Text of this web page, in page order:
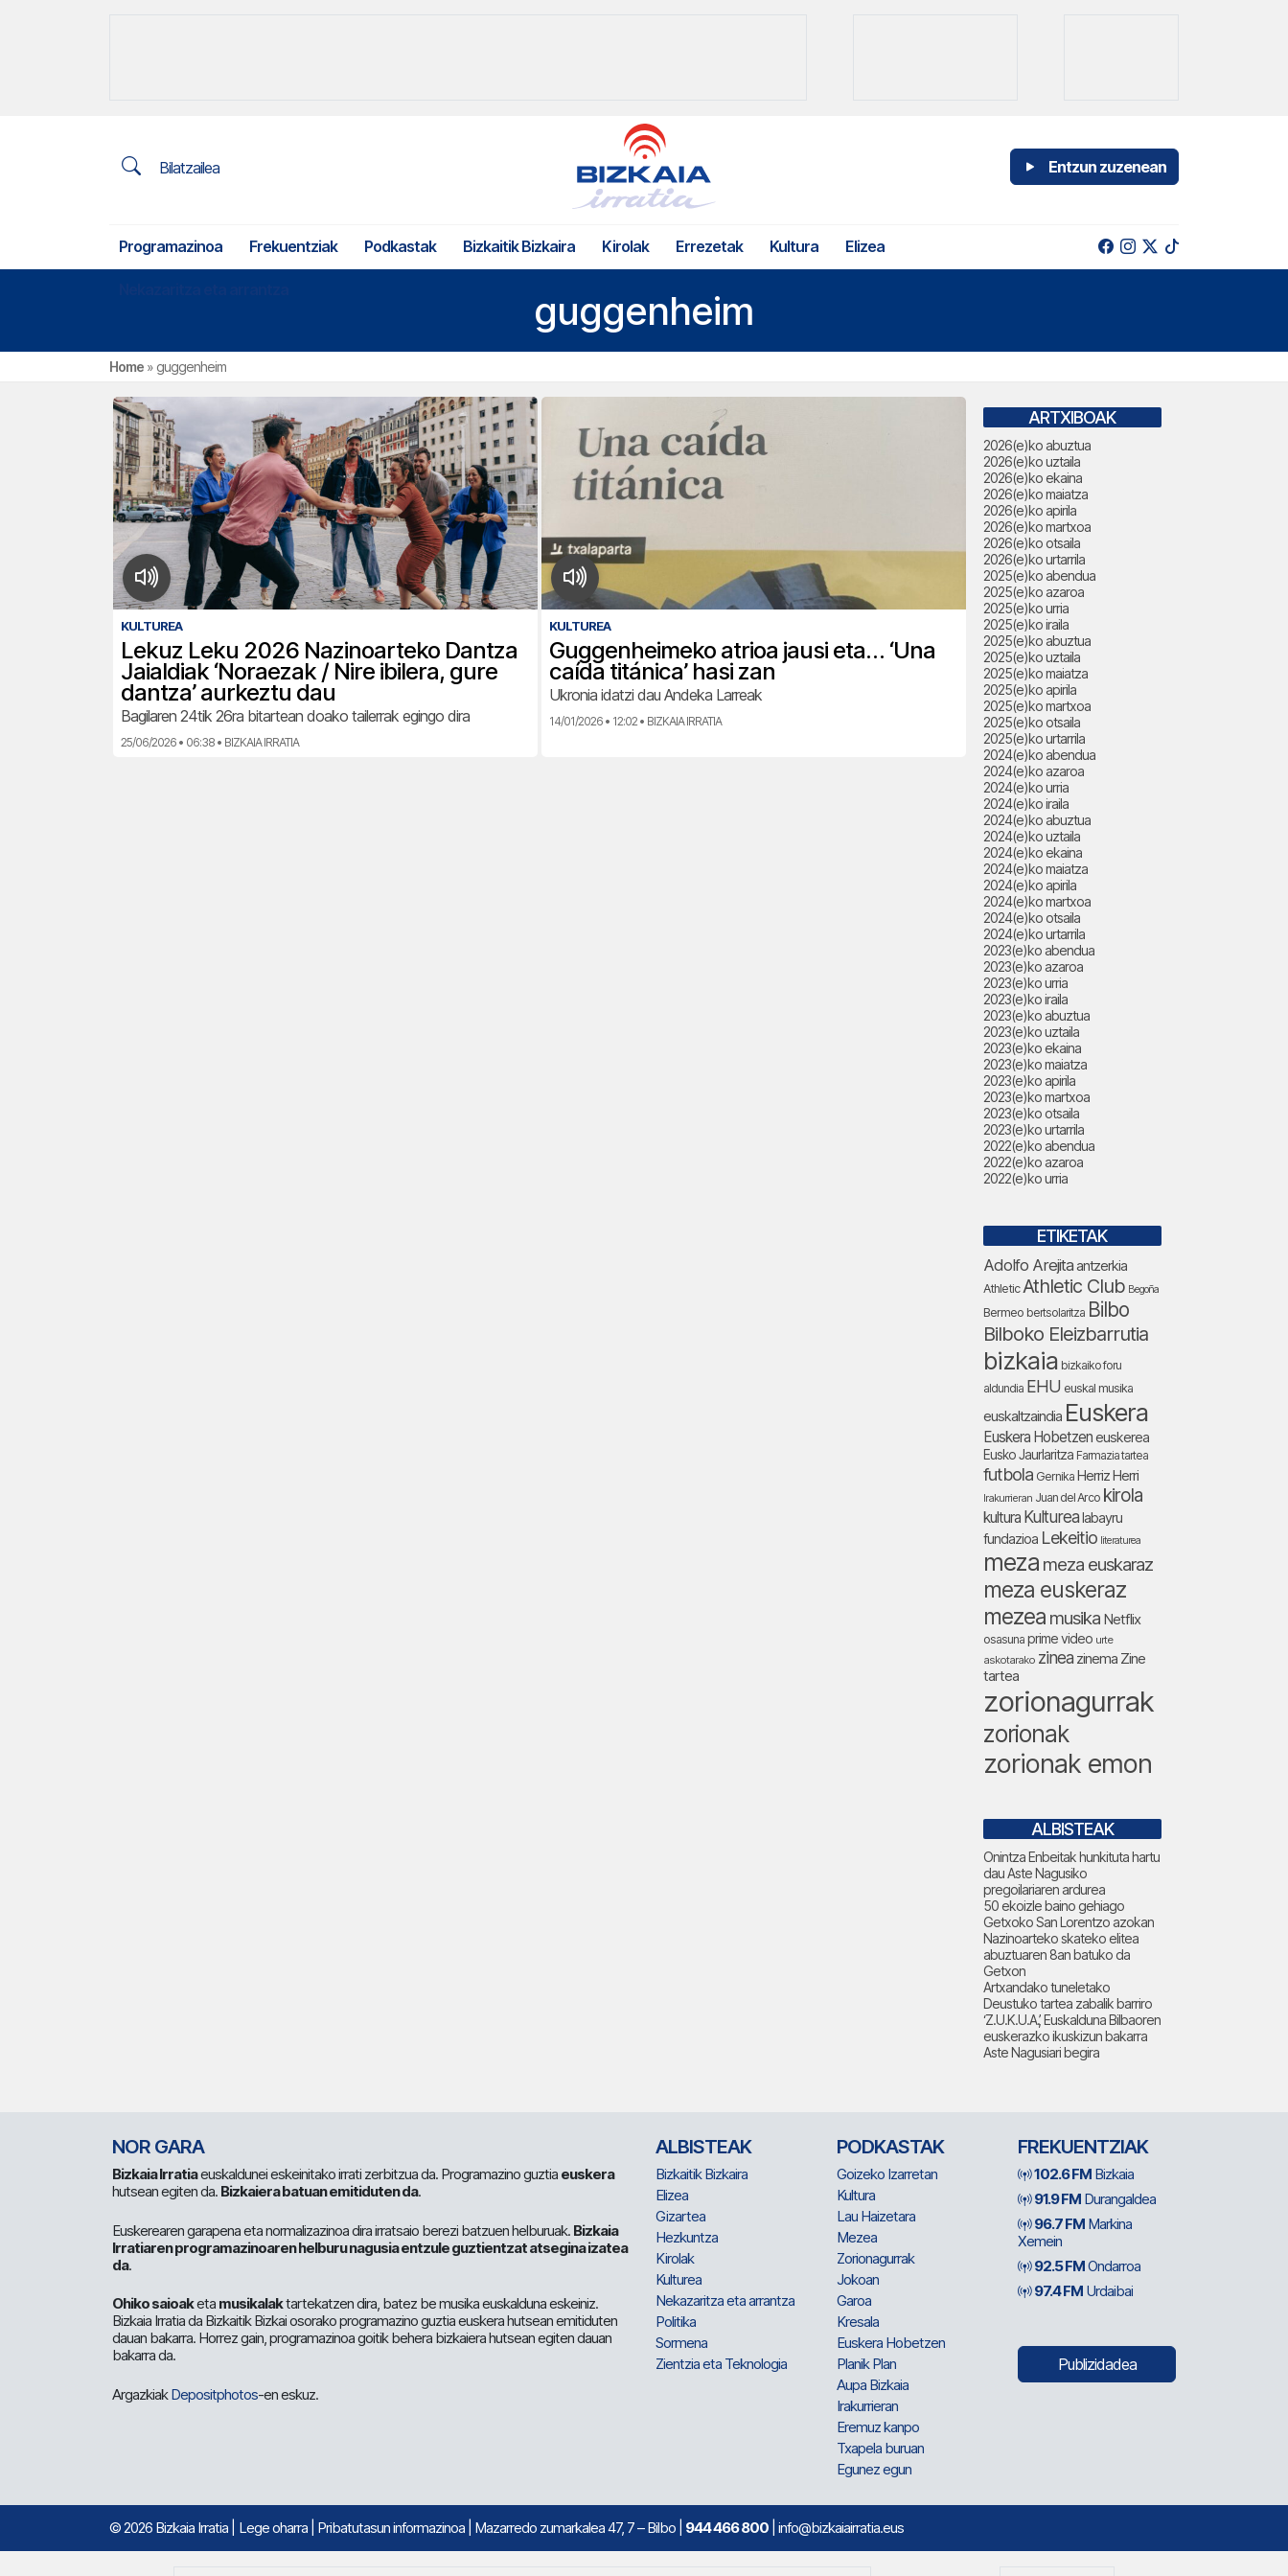
Bilatzailea Entzun zuzenean
Programazinoa Frekuentziak Podkastak Bizkaitik Bizkaira Kirolak Errezetak Kultura Elizea
guggenheim
Home » guggenheim
KULTUREA
Lekuz Leku 2026 Nazinoarteko Dantza
Jaialdiak ‘Noraezak / Nire ibilera, gure
dantza’ aurkeztu dau
Bagilaren 24tik 26ra bitartean doako tailerrak egingo dira
25/06/2026 • 06:38 • BIZKAIA IRRATIA
KULTUREA
Guggenheimeko atrioa jausi eta… ‘Una
caída titánica’ hasi zan
Ukronia idatzi dau Andeka Larreak
14/01/2026 • 12:02 • BIZKAIA IRRATIA
ARTXIBOAK
2026(e)ko abuztua
2026(e)ko uztaila
2026(e)ko ekaina
2026(e)ko maiatza
2026(e)ko apirila
2026(e)ko martxoa
2026(e)ko otsaila
2026(e)ko urtarrila
2025(e)ko abendua
2025(e)ko azaroa
2025(e)ko urria
2025(e)ko iraila
2025(e)ko abuztua
2025(e)ko uztaila
2025(e)ko maiatza
2025(e)ko apirila
2025(e)ko martxoa
2025(e)ko otsaila
2025(e)ko urtarrila
2024(e)ko abendua
2024(e)ko azaroa
2024(e)ko urria
2024(e)ko iraila
2024(e)ko abuztua
2024(e)ko uztaila
2024(e)ko ekaina
2024(e)ko maiatza
2024(e)ko apirila
2024(e)ko martxoa
2024(e)ko otsaila
2024(e)ko urtarrila
2023(e)ko abendua
2023(e)ko azaroa
2023(e)ko urria
2023(e)ko iraila
2023(e)ko abuztua
2023(e)ko uztaila
2023(e)ko ekaina
2023(e)ko maiatza
2023(e)ko apirila
2023(e)ko martxoa
2023(e)ko otsaila
2023(e)ko urtarrila
2022(e)ko abendua
2022(e)ko azaroa
2022(e)ko urria
ETIKETAK
Adolfo Arejitaantzerkia
Athletic Athletic Club Begoña
Bermeo bertsolaritza Bilbo
Bilboko Eleizbarrutia
bizkaia bizkaiko foru
aldundia EHU euskal musika
euskaltzaindia Euskera
Euskera Hobetzeneuskerea
Eusko Jaurlaritza Farmazia tartea
futbola Gernika Herriz Herri
Irakurrieran Juan del Arco kirola
kultura Kulturealabayru
fundazioa Lekeitio literaturea
meza meza euskaraz
meza euskeraz
mezea musika Netflix
osasuna prime video urte
askotarako zinea zinema Zine
tartea
zorionagurrak
zorionak
zorionak emon
ALBISTEAK
Onintza Enbeitak hunkituta hartu
dau Aste Nagusiko
pregoilariaren ardurea
50 ekoizle baino gehiago
Getxoko San Lorentzo azokan
Nazinoarteko skateko elitea
abuztuaren 8an batuko da
Getxon
Artxandako tuneletako
Deustuko tartea zabalik barriro
‘Z.U.K.U.A.’, Euskalduna Bilbaoren
euskerazko ikuskizun bakarra
Aste Nagusiari begira
NOR GARA
Bizkaia Irratiaeuskaldunei eskeinitako irrati zerbitzua da. Programazino guztia euskera
hutsean egiten da. Bizkaiera batuan emitiduten da.
Euskerearen garapena eta normalizazinoa dira irratsaio berezi batzuen helburuak. Bizkaia
Irratiaren programazinoaren helburu nagusia entzule guztientzat atsegina izatea
da.
Ohiko saioaketa musikalaktartekatzen dira, batez be musika euskalduna eskeiniz.
Bizkaia Irratia da Bizkaitik Bizkai osorako programazino guztia euskera hutsean emitiduten
dauan bakarra. Horrez gain, programazinoa goitik behera bizkaiera hutsean egiten dauan
bakarra da.
ArgazkiakDepositphotos-en eskuz.
ALBISTEAK
Bizkaitik Bizkaira
Elizea
Gizartea
Hezkuntza
Kirolak
Kulturea
Nekazaritza eta arrantza
Politika
Sormena
Zientzia eta Teknologia
PODKASTAK
Goizeko Izarretan
Kultura
Lau Haizetara
Mezea
Zorionagurrak
Jokoan
Garoa
Kresala
Euskera Hobetzen
Planik Plan
Aupa Bizkaia
Irakurrieran
Eremuz kanpo
Txapela buruan
Egunez egun
FREKUENTZIAK
102.6 FM Bizkaia
91.9 FM Durangaldea
96.7 FM Markina
Xemein
92.5 FMOndarroa
97.4 FM Urdaibai
Publizidadea
© 2026 Bizkaia Irratia Lege oharra Pribatutasun informazinoa | Mazarredo zumarkalea 47, 7 – Bilbo | 944 466 800 | info@bizkaiairratia.eus